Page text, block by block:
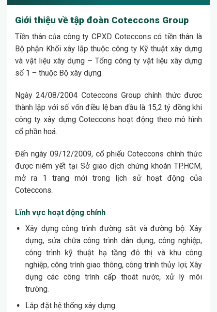
Giới thiệu về tập đoàn Coteccons Group
Tiền thân của công ty CPXD Coteccons có tiền thân là
Bộ phận Khối xây lắp thuộc công ty Kỹ thuật xây dựng
và vật liệu xây dựng – Tổng công ty vật liệu xây dựng
số 1 – thuộc Bộ xây dựng.
Ngày 24/08/2004 Coteccons Group chính thức được
thành lập với số vốn điều lệ ban đầu là 15,2 tỷ đồng khi
công ty xây dựng Coteccons hoạt động theo mô hình
cổ phần hoá.
Đến ngày 09/12/2009, cổ phiếu Coteccons chính thức
được niêm yết tại Sở giao dịch chứng khoán TP.HCM,
mở ra 1 trang mới trong lịch sử hoạt động của
Coteccons.
Lĩnh vực hoạt động chính
Xây dựng công trình đường sắt và đường bộ: Xây
dựng, sửa chữa công trình dân dụng, công nghiệp,
công trình kỹ thuật hạ tầng đô thị và khu công
nghiệp, công trình giao thông, công trình thủy lợi; Xây
dựng các công trình cấp thoát nước, xử lý môi
trường.
Lắp đặt hệ thống xây dựng.